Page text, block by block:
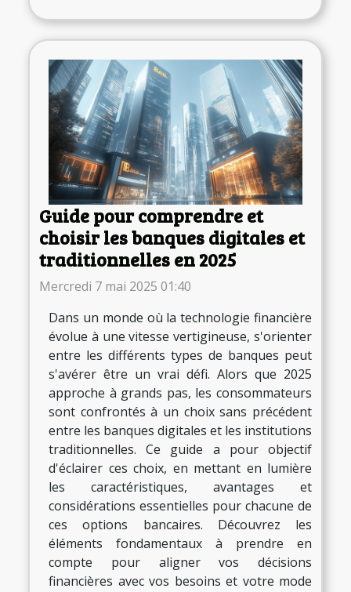
Guide pour comprendre et
choisir les banques digitales et
traditionnelles en 2025
Mercredi 7 mai 2025 01:40
Dans un monde où la technologie financière
évolue à une vitesse vertigineuse, s'orienter
entre les différents types de banques peut
s'avérer être un vrai défi. Alors que 2025
approche à grands pas, les consommateurs
sont confrontés à un choix sans précédent
entre les banques digitales et les institutions
traditionnelles. Ce guide a pour objectif
d'éclairer ces choix, en mettant en lumière
les caractéristiques, avantages et
considérations essentielles pour chacune de
ces options bancaires. Découvrez les
éléments fondamentaux à prendre en
compte pour aligner vos décisions
financières avec vos besoins et votre mode